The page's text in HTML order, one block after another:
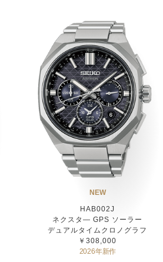
NEW
HAB002J
ネクスタ― GPS ソーラー
デュアルタイムクロノグラフ
￥308,000
2026年新作